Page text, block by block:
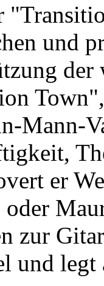
und
Mann-
er
oder
zur
und